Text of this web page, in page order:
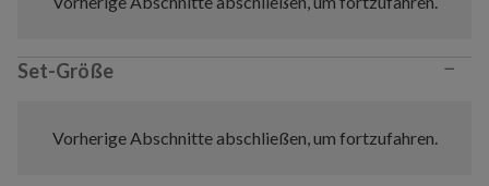
Set-Größe −
Vorherige Abschnitte abschließen, um fortzufahren.